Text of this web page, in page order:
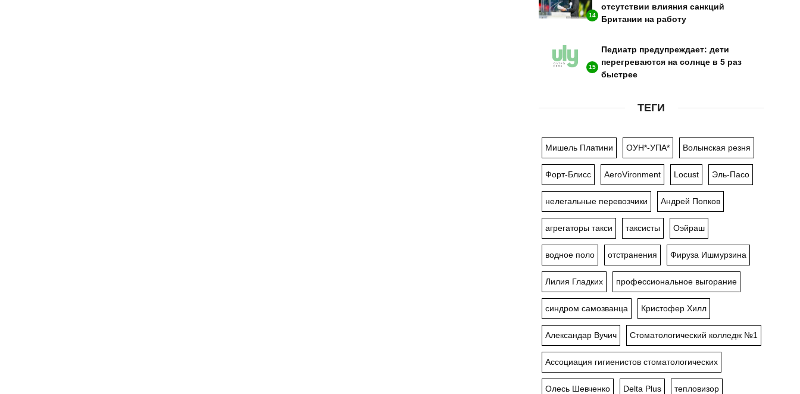
14
отсутствии влияния санкций
Британии на работу
15
Педиатр предупреждает: дети
перегреваются на солнце в 5 раз
быстрее
ТЕГИ
Мишель Платини ОУН*-УПА* Волынская резня
Форт-Блисс AeroVironment Locust Эль-Пасо
нелегальные перевозчики Андрей Попков
агрегаторы такси таксисты Оэйраш
водное поло отстранения Фируза Ишмурзина
Лилия Гладких профессиональное выгорание
синдром самозванца Кристофер Хилл
Александар Вучич Стоматологический колледж №1
Ассоциация гигиенистов стоматологических
Олесь Шевченко Delta Plus тепловизор